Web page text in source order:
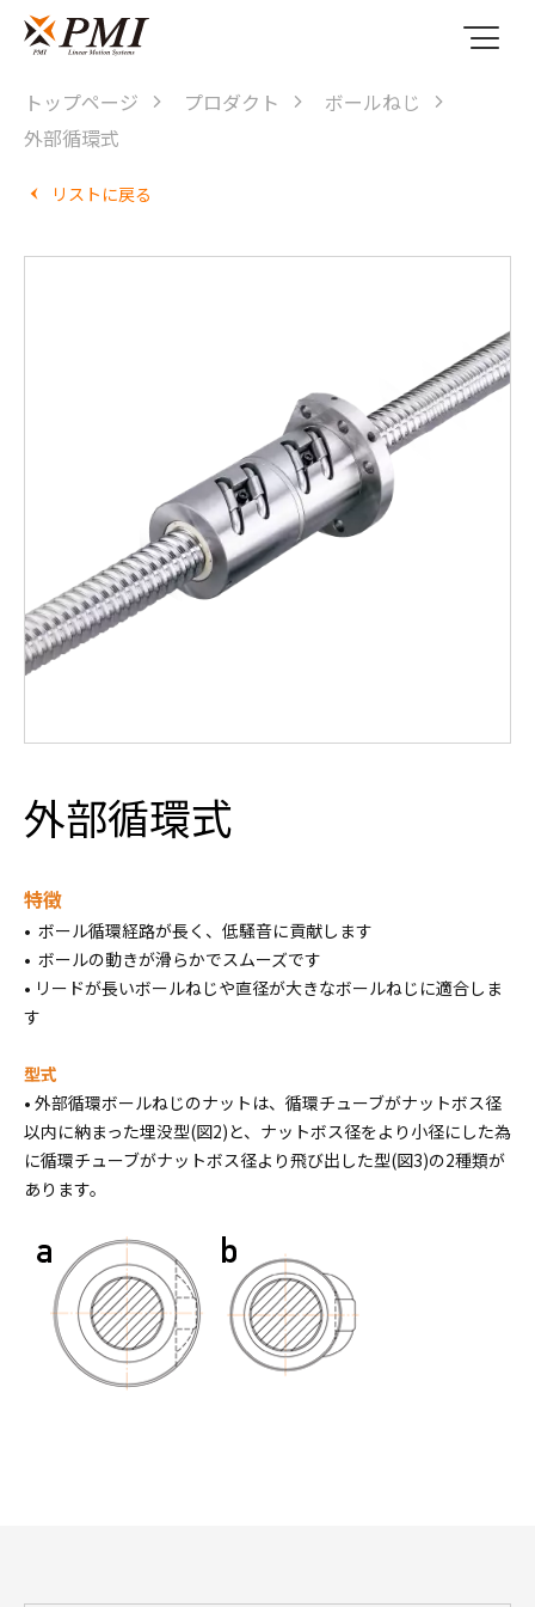
トップページ プロダクト
ボールねじ
外部循環式
リストに戻る
外部循環式
特徴
• ボール循環経路が長く、低騒音に貢献します
• ボールの動きが滑らかでスムーズです
• リードが長いボールねじや直径が大きなボールねじに適合しま
す
型式
• 外部循環ボールねじのナットは、循環チューブがナットボス径
以内に納まった埋没型(図2)と、ナットボス径をより小径にした為
に循環チューブがナットボス径より飛び出した型(図3)の2種類が
あります。